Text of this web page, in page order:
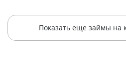
Показать еще займы на